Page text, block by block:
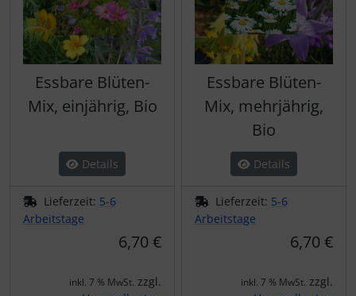
Essbare Blüten-
Mix, einjährig, Bio
Details
Lieferzeit: 5-6
Arbeitstage
6,70 €
inkl. 7 % MwSt. zzgl.
Essbare Blüten-
Mix, mehrjährig,
Bio
Details
Lieferzeit: 5-6
Arbeitstage
6,70 €
inkl. 7 % MwSt. zzgl.